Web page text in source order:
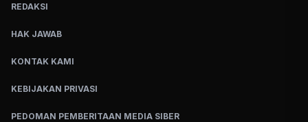
REDAKSI
HAK JAWAB
KONTAK KAMI
KEBIJAKAN PRIVASI
PEDOMAN PEMBERITAAN MEDIA SIBER